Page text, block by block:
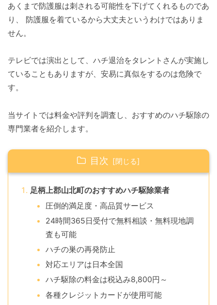
あくまで防護服は刺される可能性を下げてくれるものであ
り、 防護服を着ているから大丈夫というわけではありま
せん。
テレビでは演出として、ハチ退治をタレントさんが実施し
ていることもありますが、安易に真似をするのは危険で
す。
当サイトでは料金や評判を調査し、おすすめのハチ駆除の
専門業者を紹介します。
目次
足柄上郡山北町のおすすめハチ駆除業者
圧倒的満足度・高品質サービス
24時間365日受付で無料相談・無料現地調
査も可能
ハチの巣の再発防止
対応エリアは日本全国
ハチ駆除の料金は税込み8,800円～
各種クレジットカードが使用可能